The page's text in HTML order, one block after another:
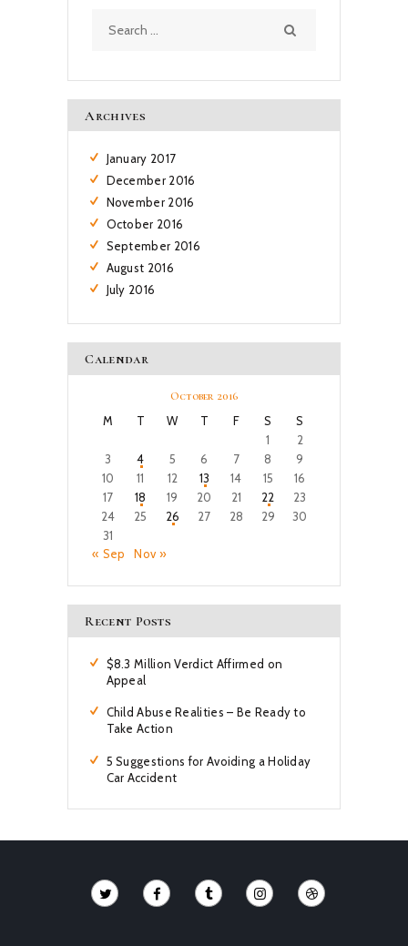
for:
Archives
January 2017
December 2016
November 2016
October 2016
September 2016
August 2016
July 2016
Calendar
October 2016
M T W T F S
S
1
2
3
4 5 6 7 8
9
10
11 12 13 14 15
16
17
18 19 20 21 22
23
24
25 26 27 28 29
30
31
« Sep
Nov »
Recent Posts
$8.3 Million Verdict Affirmed on
Appeal
Child Abuse Realities – Be Ready to
Take Action
5 Suggestions for Avoiding a Holiday
Car Accident